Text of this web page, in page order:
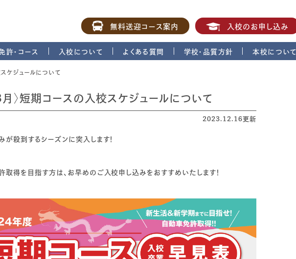
無料送迎コース案内 入校のお申し込み
許・コース 入校について よくある質問 学校・品質方針 本校について
スケジュールについて
3月〉短期コースの入校スケジュールについて
2023.12.16更新
が殺到するシーズンに突入します！
取得を目指す方は、お早めのご入校申し込みをおすすめいたします！